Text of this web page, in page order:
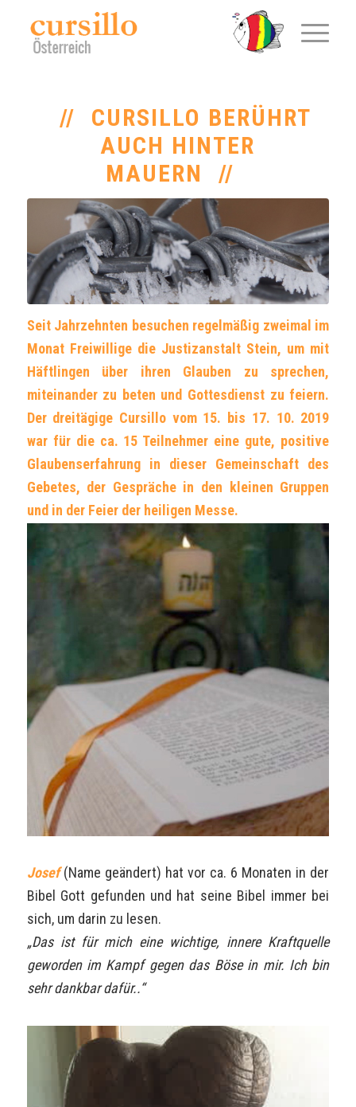
CURSILLO BERÜHRT
AUCH HINTER
MAUERN
Seit Jahrzehnten besuchen regelmäßig zweimal im
Monat Freiwillige die Justizanstalt Stein, um mit
Häftlingen über ihren Glauben zu sprechen,
miteinander zu beten und Gottesdienst zu feiern.
Der dreitägige Cursillo vom 15. bis 17. 10. 2019
war für die ca. 15 Teilnehmer eine gute, positive
Glaubenserfahrung in dieser Gemeinschaft des
Gebetes, der Gespräche in den kleinen Gruppen
und in der Feier der heiligen Messe.
Josef(Name geändert) hat vor ca. 6 Monaten in der
Bibel Gott gefunden und hat seine Bibel immer bei
sich, um darin zu lesen.
„Das ist für mich eine wichtige, innere Kraftquelle
geworden im Kampf gegen das Böse in mir. Ich bin
sehr dankbar dafür..“